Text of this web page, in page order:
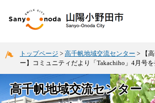
トップページ > 高千帆地域交流センター >
【
ー】コミュニティだより「Takachiho」4月号を
高千帆地域交流センター